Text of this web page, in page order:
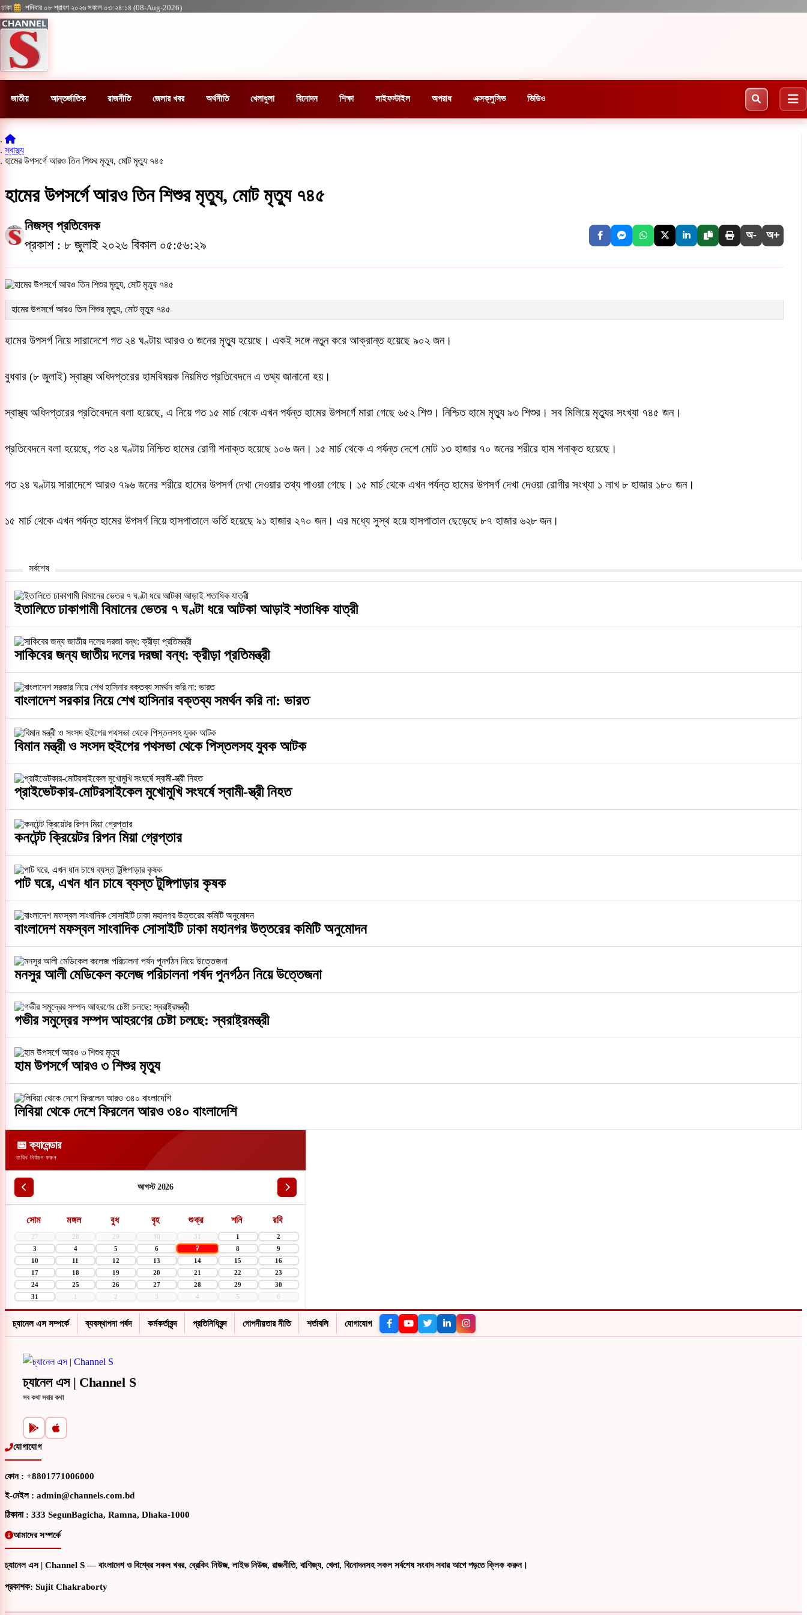
ঢাকা শনিবার ০৮ শ্রাবণ ২০২৬ সকাল ০৩:২৪:১৪ (08-Aug-2026)
জাতীয় আন্তর্জাতিক রাজনীতি জেলার খবর অর্থনীতি খেলাধুলা বিনোদন শিক্ষা লাইফস্টাইল অপরাধ এক্সক্লুসিভ ভিডিও
স্বাস্থ্য
হামের উপসর্গে আরও তিন শিশুর মৃত্যু, মোট মৃত্যু ৭৪৫
হামের উপসর্গে আরও তিন শিশুর মৃত্যু, মোট মৃত্যু ৭৪৫
নিজস্ব প্রতিবেদক
প্রকাশ : ৮ জুলাই ২০২৬ বিকাল ০৫:৫৬:২৯
অ- অ+
হামের উপসর্গে আরও তিন শিশুর মৃত্যু, মোট মৃত্যু ৭৪৫
হামের উপসর্গ নিয়ে সারাদেশে গত ২৪ ঘণ্টায় আরও ৩ জনের মৃত্যু হয়েছে। একই সঙ্গে নতুন করে আক্রান্ত হয়েছে ৯০২ জন।
বুধবার (৮ জুলাই) স্বাস্থ্য অধিদপ্তরের হামবিষয়ক নিয়মিত প্রতিবেদনে এ তথ্য জানানো হয়।
স্বাস্থ্য অধিদপ্তরের প্রতিবেদনে বলা হয়েছে, এ নিয়ে গত ১৫ মার্চ থেকে এখন পর্যন্ত হামের উপসর্গে মারা গেছে ৬৫২ শিশু। নিশ্চিত হামে মৃত্যু ৯৩ শিশুর। সব মিলিয়ে মৃত্যুর সংখ্যা ৭৪৫ জন।
প্রতিবেদনে বলা হয়েছে, গত ২৪ ঘণ্টায় নিশ্চিত হামের রোগী শনাক্ত হয়েছে ১০৬ জন। ১৫ মার্চ থেকে এ পর্যন্ত দেশে মোট ১৩ হাজার ৭০ জনের শরীরে হাম শনাক্ত হয়েছে।
গত ২৪ ঘণ্টায় সারাদেশে আরও ৭৯৬ জনের শরীরে হামের উপসর্গ দেখা দেওয়ার তথ্য পাওয়া গেছে। ১৫ মার্চ থেকে এখন পর্যন্ত হামের উপসর্গ দেখা দেওয়া রোগীর সংখ্যা ১ লাখ ৮ হাজার ১৮০ জন।
১৫ মার্চ থেকে এখন পর্যন্ত হামের উপসর্গ নিয়ে হাসপাতালে ভর্তি হয়েছে ৯১ হাজার ২৭০ জন। এর মধ্যে সুস্থ হয়ে হাসপাতাল ছেড়েছে ৮৭ হাজার ৬২৮ জন।
সর্বশেষ
ইতালিতে ঢাকাগামী বিমানের ভেতর ৭ ঘণ্টা ধরে আটকা আড়াই শতাধিক যাত্রী
সাকিবের জন্য জাতীয় দলের দরজা বন্ধ: ক্রীড়া প্রতিমন্ত্রী
বাংলাদেশ সরকার নিয়ে শেখ হাসিনার বক্তব্য সমর্থন করি না: ভারত
বিমান মন্ত্রী ও সংসদ হুইপের পথসভা থেকে পিস্তলসহ যুবক আটক
প্রাইভেটকার-মোটরসাইকেল মুখোমুখি সংঘর্ষে স্বামী-স্ত্রী নিহত
কনটেন্ট ক্রিয়েটর রিপন মিয়া গ্রেপ্তার
পাট ঘরে, এখন ধান চাষে ব্যস্ত টুঙ্গিপাড়ার কৃষক
বাংলাদেশ মফস্বল সাংবাদিক সোসাইটি ঢাকা মহানগর উত্তরের কমিটি অনুমোদন
মনসুর আলী মেডিকেল কলেজ পরিচালনা পর্ষদ পুনর্গঠন নিয়ে উত্তেজনা
গভীর সমুদ্রের সম্পদ আহরণের চেষ্টা চলছে: স্বরাষ্ট্রমন্ত্রী
হাম উপসর্গে আরও ৩ শিশুর মৃত্যু
লিবিয়া থেকে দেশে ফিরলেন আরও ৩৪০ বাংলাদেশি
📅 ক্যালেন্ডার
তারিখ নির্বাচন করুন
আগস্ট 2026
সোম মঙ্গল বুধ বৃহ শুক্র শনি রবি
27 28 29 30 31 1
2
3
4 5 6 7 8
9
10
11 12 13 14 15
16
17
18 19 20 21 22
23
24
25 26 27 28 29
30
31
1 2 3 4 5 6
চ্যানেল এস সম্পর্কে ব্যবস্থাপনা পর্ষদ কর্মকর্তাবৃন্দ প্রতিনিধিবৃন্দ গোপনীয়তার নীতি শর্তাবলি যোগাযোগ
চ্যানেল এস | Channel S
সব কথা সবার কথা
যোগাযোগ
ফোন : +8801771006000
ই-মেইল : admin@channels.com.bd
ঠিকানা : 333 SegunBagicha, Ramna, Dhaka-1000
আমাদের সম্পর্কে
চ্যানেল এস | Channel S — বাংলাদেশ ও বিশ্বের সকল খবর, ব্রেকিং নিউজ, লাইভ নিউজ, রাজনীতি, বাণিজ্য, খেলা, বিনোদনসহ সকল সর্বশেষ সংবাদ সবার আগে পড়তে ক্লিক করুন।
প্রকাশক: Sujit Chakraborty